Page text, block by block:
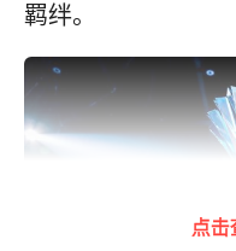
羁绊。
点